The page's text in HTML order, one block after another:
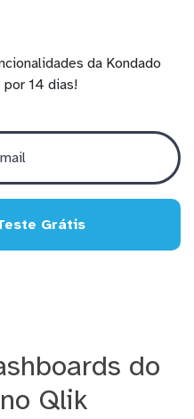
da Kondado
14 dias!
Grátis
do
Qlik